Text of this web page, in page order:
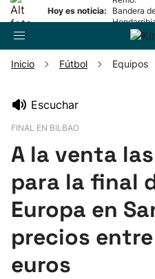
Hoy es noticia:
Bandera
Pelota
Remo
Baloncesto
Inicio Fútbol Equipos
Escuchar
FINAL EN BILBAO
A la venta
para la final
Europa en
precios
euros